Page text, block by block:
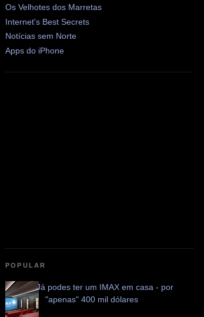
Os Velhotes dos Marretas
Internet's Best Secrets
Notícias sem Norte
Apps do iPhone
POPULAR
Já podes ter um IMAX em casa - por
"apenas" 400 mil dólares